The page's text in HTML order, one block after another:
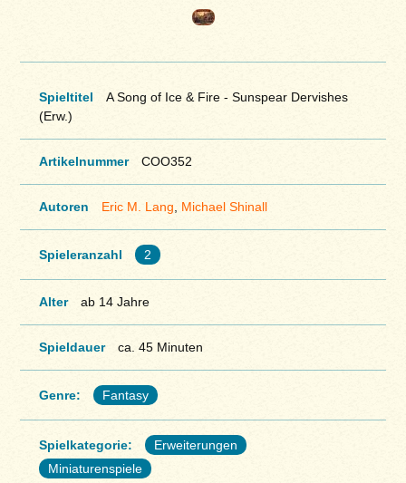
Spieltitel
A Song of Ice & Fire - Sunspear Dervishes
(Erw.)
Artikelnummer COO352
Autoren Eric M. Lang Michael Shinall
Spieleranzahl 2
Alter ab 14 Jahre
Spieldauer ca. 45 Minuten
Genre: Fantasy
Spielkategorie:
Erweiterungen
Miniaturenspiele